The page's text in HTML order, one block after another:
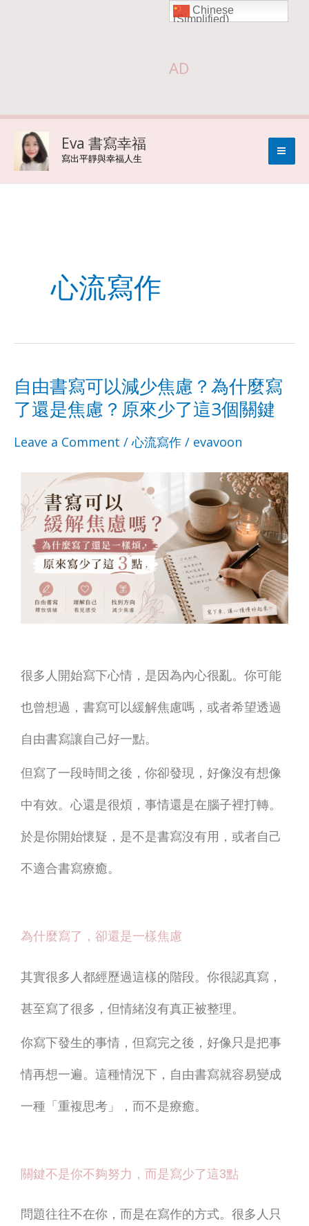
Chinese
(Simplified)
AD
Eva 書寫幸福
寫出平靜與幸福人生
心流寫作
自由書寫可以減少焦慮？為什麼寫
了還是焦慮？原來少了這3個關鍵
Leave a Comment /心流寫作 / evavoon
很多人開始寫下心情，是因為內心很亂。你可能
也曾想過，書寫可以緩解焦慮嗎，或者希望透過
自由書寫讓自己好一點。
但寫了一段時間之後，你卻發現，好像沒有想像
中有效。心還是很煩，事情還是在腦子裡打轉。
於是你開始懷疑，是不是書寫沒有用，或者自己
不適合書寫療癒。
為什麼寫了，卻還是一樣焦慮
其實很多人都經歷過這樣的階段。你很認真寫，
甚至寫了很多，但情緒沒有真正被整理。
你寫下發生的事情，但寫完之後，好像只是把事
情再想一遍。這種情況下，自由書寫就容易變成
一種「重複思考」，而不是療癒。
關鍵不是你不夠努力，而是寫少了這3點
問題往往不在你，而是在寫作的方式。很多人只
自
由
可
慮？
為
什
麼
寫
了
還
焦
個
關